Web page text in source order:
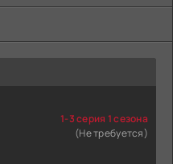
1-3 серия 1 сезона
(Не требуется)